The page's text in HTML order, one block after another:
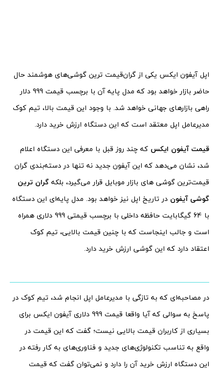
اپل آیفون ایکس یکی از گران‌قیمت ترین گوشی‌های هوشمند حال
حاضر بازار خواهد بود که مدل پایه آن با برچسب قیمت 999 دلار
راهی بازارهای جهانی خواهد شد. با وجود این قیمت بالا، تیم کوک
مدیرعامل اپل معتقد است که این دستگاه ارزش خرید دارد.
قیمت آیفون ایکس که چند روز قبل با معرفی این دستگاه اعلام
شد، نشان می‌دهد که این آیفون جدید نه تنها در دسته‌بندی گران
قیمت‌ترین گوشی های بازار موبایل قرار می‌گیرد، بلکه گران ترین
گوشی آیفون در تاریخ اپل نیز خواهد بود. مدل پایه‌ای این دستگاه
با 64 گیگابایت حافظه داخلی با برچسب قیمتی 999 دلاری همراه
است و جالب اینجاست که با چنین قیمت بالایی، تیم کوک
اعتقاد دارد که این گوشی ارزش خرید دارد.
در مصاحبه‌ای که به تازگی با مدیرعامل اپل انجام شد، تیم کوک در
پاسخ به سوالی که آیا واقعا قیمت 999 دلاری آیفون ایکس برای
بسیاری از کاربران قیمت بالایی نیست؛ گفت که این قیمت در
واقع به تناسب تکنولوژی‌های جدید و فناوری‌های به کار رفته در
این دستگاه ارزش خرید آن را دارد و نمی‌توان گفت که قیمت